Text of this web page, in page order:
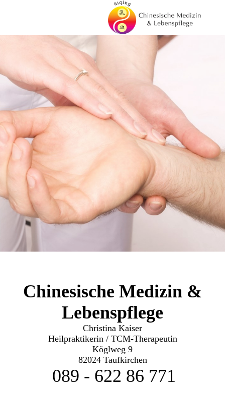
Chinesische Medizin &
Lebenspflege
Christina Kaiser
Heilpraktikerin / TCM-Therapeutin
Köglweg 9
82024 Taufkirchen
089 - 622 86 771